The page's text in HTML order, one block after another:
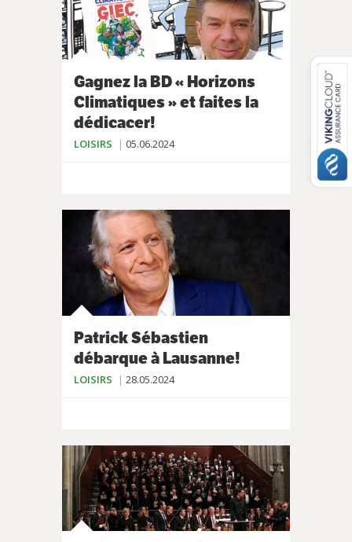
Gagnez la BD « Horizons
Climatiques » et faites la
dédicacer!
LOISIRS 05.06.2024
Patrick Sébastien
débarque à Lausanne!
LOISIRS 28.05.2024